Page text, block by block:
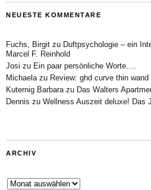
NEUESTE KOMMENTARE
Fuchs, Birgit zu Duftpsychologie – ein
Marcel F. Reinhold
Josi zu Ein paar persönliche Worte….
Michaela zu Review: ghd curve thin
Kuternig Barbara zu Das Walters
Dennis zu Wellness Auszeit deluxe! Das
ARCHIV
Archiv